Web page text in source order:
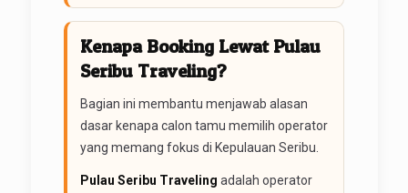
Kenapa Booking Lewat Pulau
Seribu Traveling?
Bagian ini membantu menjawab alasan
dasar kenapa calon tamu memilih operator
yang memang fokus di Kepulauan Seribu.
Pulau Seribu Traveling adalah operator